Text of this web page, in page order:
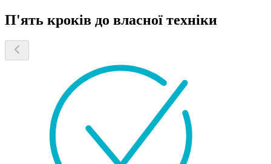
П'ять кроків до власної техніки